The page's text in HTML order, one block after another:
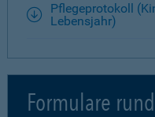
Pflegeprotokoll
Lebensjahr)
Formulare